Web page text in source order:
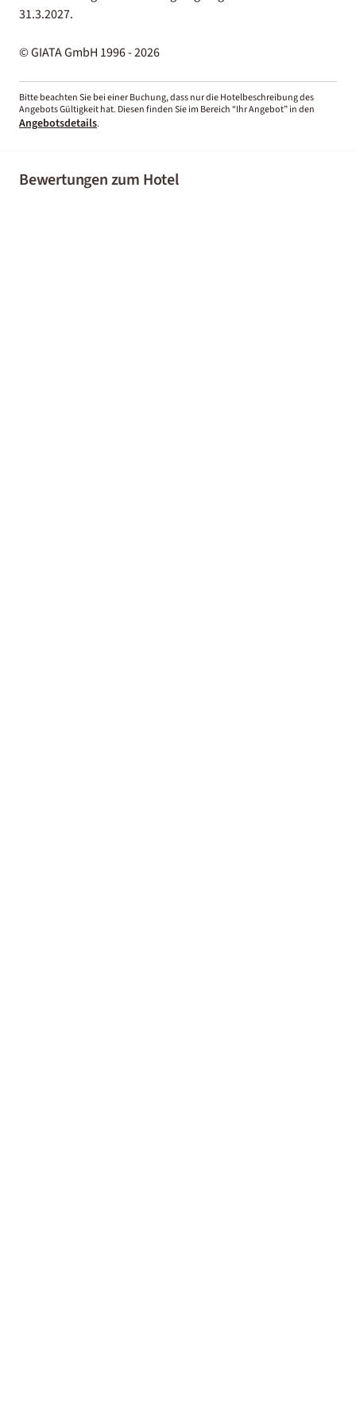
31.3.2027.
© GIATA GmbH 1996 - 2026
Bitte beachten Sie bei einer Buchung, dass nur die Hotelbeschreibung des
Angebots Gültigkeit hat. Diesen finden Sie im Bereich “Ihr Angebot” in den
Angebotsdetails.
Bewertungen zum Hotel